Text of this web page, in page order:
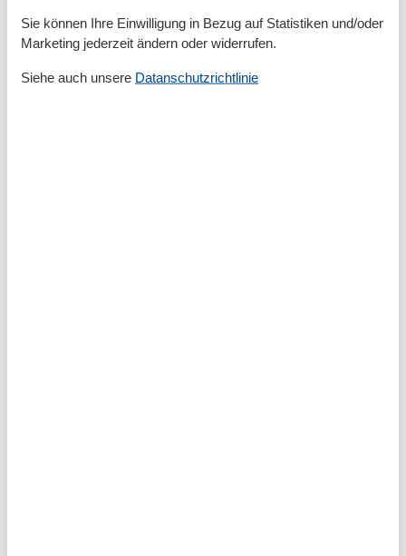
Kühlschrank
Microwelle
Teller
Sie können Ihre Einwilligung in Bezug auf Statistiken und/oder
Marketing jederzeit ändern oder widerrufen.
Siehe auch unsere Datanschutzrichtlinie